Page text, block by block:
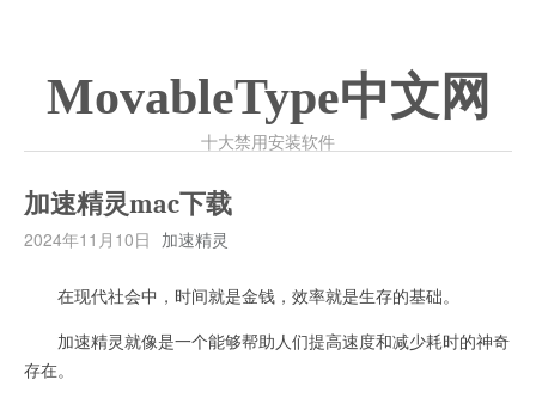
MovableType中文网
十大禁用安装软件
加速精灵mac下载
2024年11月10日 加速精灵
在现代社会中，时间就是金钱，效率就是生存的基础。
加速精灵就像是一个能够帮助人们提高速度和减少耗时的神奇
存在。